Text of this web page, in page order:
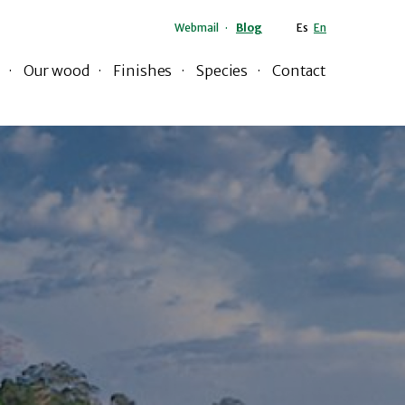
Webmail Blog Es En
Our wood Finishes Species Contact